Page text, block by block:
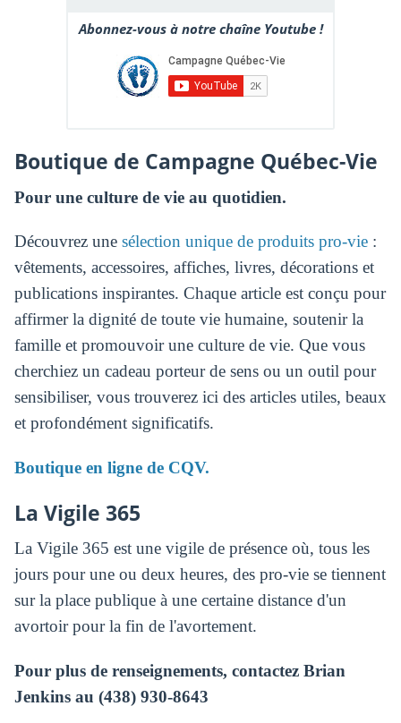
Abonnez-vous à notre chaîne Youtube !
Boutique de Campagne Québec-Vie
Pour une culture de vie au quotidien.
Découvrez une sélection unique de produits pro-vie:
vêtements, accessoires, affiches, livres, décorations et
publications inspirantes. Chaque article est conçu pour
affirmer la dignité de toute vie humaine, soutenir la
famille et promouvoir une culture de vie. Que vous
cherchiez un cadeau porteur de sens ou un outil pour
sensibiliser, vous trouverez ici des articles utiles, beaux
et profondément significatifs.
Boutique en ligne de CQV.
La Vigile 365
La Vigile 365 est une vigile de présence où, tous les
jours pour une ou deux heures, des pro-vie se tiennent
sur la place publique à une certaine distance d'un
avortoir pour la fin de l'avortement.
Pour plus de renseignements, contactez Brian
Jenkins au (438) 930-8643